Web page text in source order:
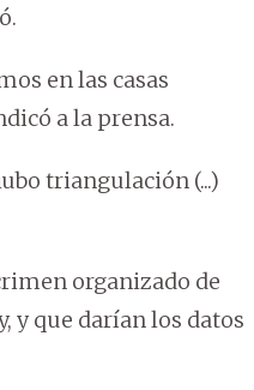
en las casas
a la prensa.
triangulación (...)
organizado de
y que darían los datos